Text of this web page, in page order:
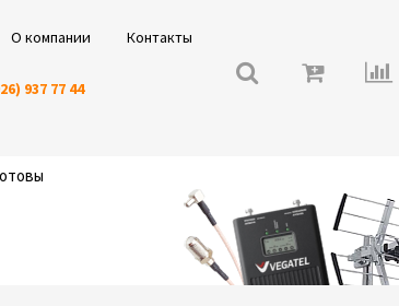
О компании Контакты
937 77 44